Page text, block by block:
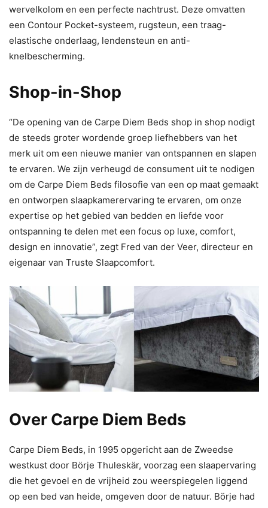
wervelkolom en een perfecte nachtrust. Deze omvatten
een Contour Pocket-systeem, rugsteun, een traag-
elastische onderlaag, lendensteun en anti-
knelbescherming.
Shop-in-Shop
“De opening van de Carpe Diem Beds shop in shop nodigt
de steeds groter wordende groep liefhebbers van het
merk uit om een nieuwe manier van ontspannen en slapen
te ervaren. We zijn verheugd de consument uit te nodigen
om de Carpe Diem Beds filosofie van een op maat gemaakt
en ontworpen slaapkamerervaring te ervaren, om onze
expertise op het gebied van bedden en liefde voor
ontspanning te delen met een focus op luxe, comfort,
design en innovatie”, zegt Fred van der Veer, directeur en
eigenaar van Truste Slaapcomfort.
Over Carpe Diem Beds
Carpe Diem Beds, in 1995 opgericht aan de Zweedse
westkust door Börje Thuleskär, voorzag een slaapervaring
die het gevoel en de vrijheid zou weerspiegelen liggend
op een bed van heide, omgeven door de natuur. Börje had